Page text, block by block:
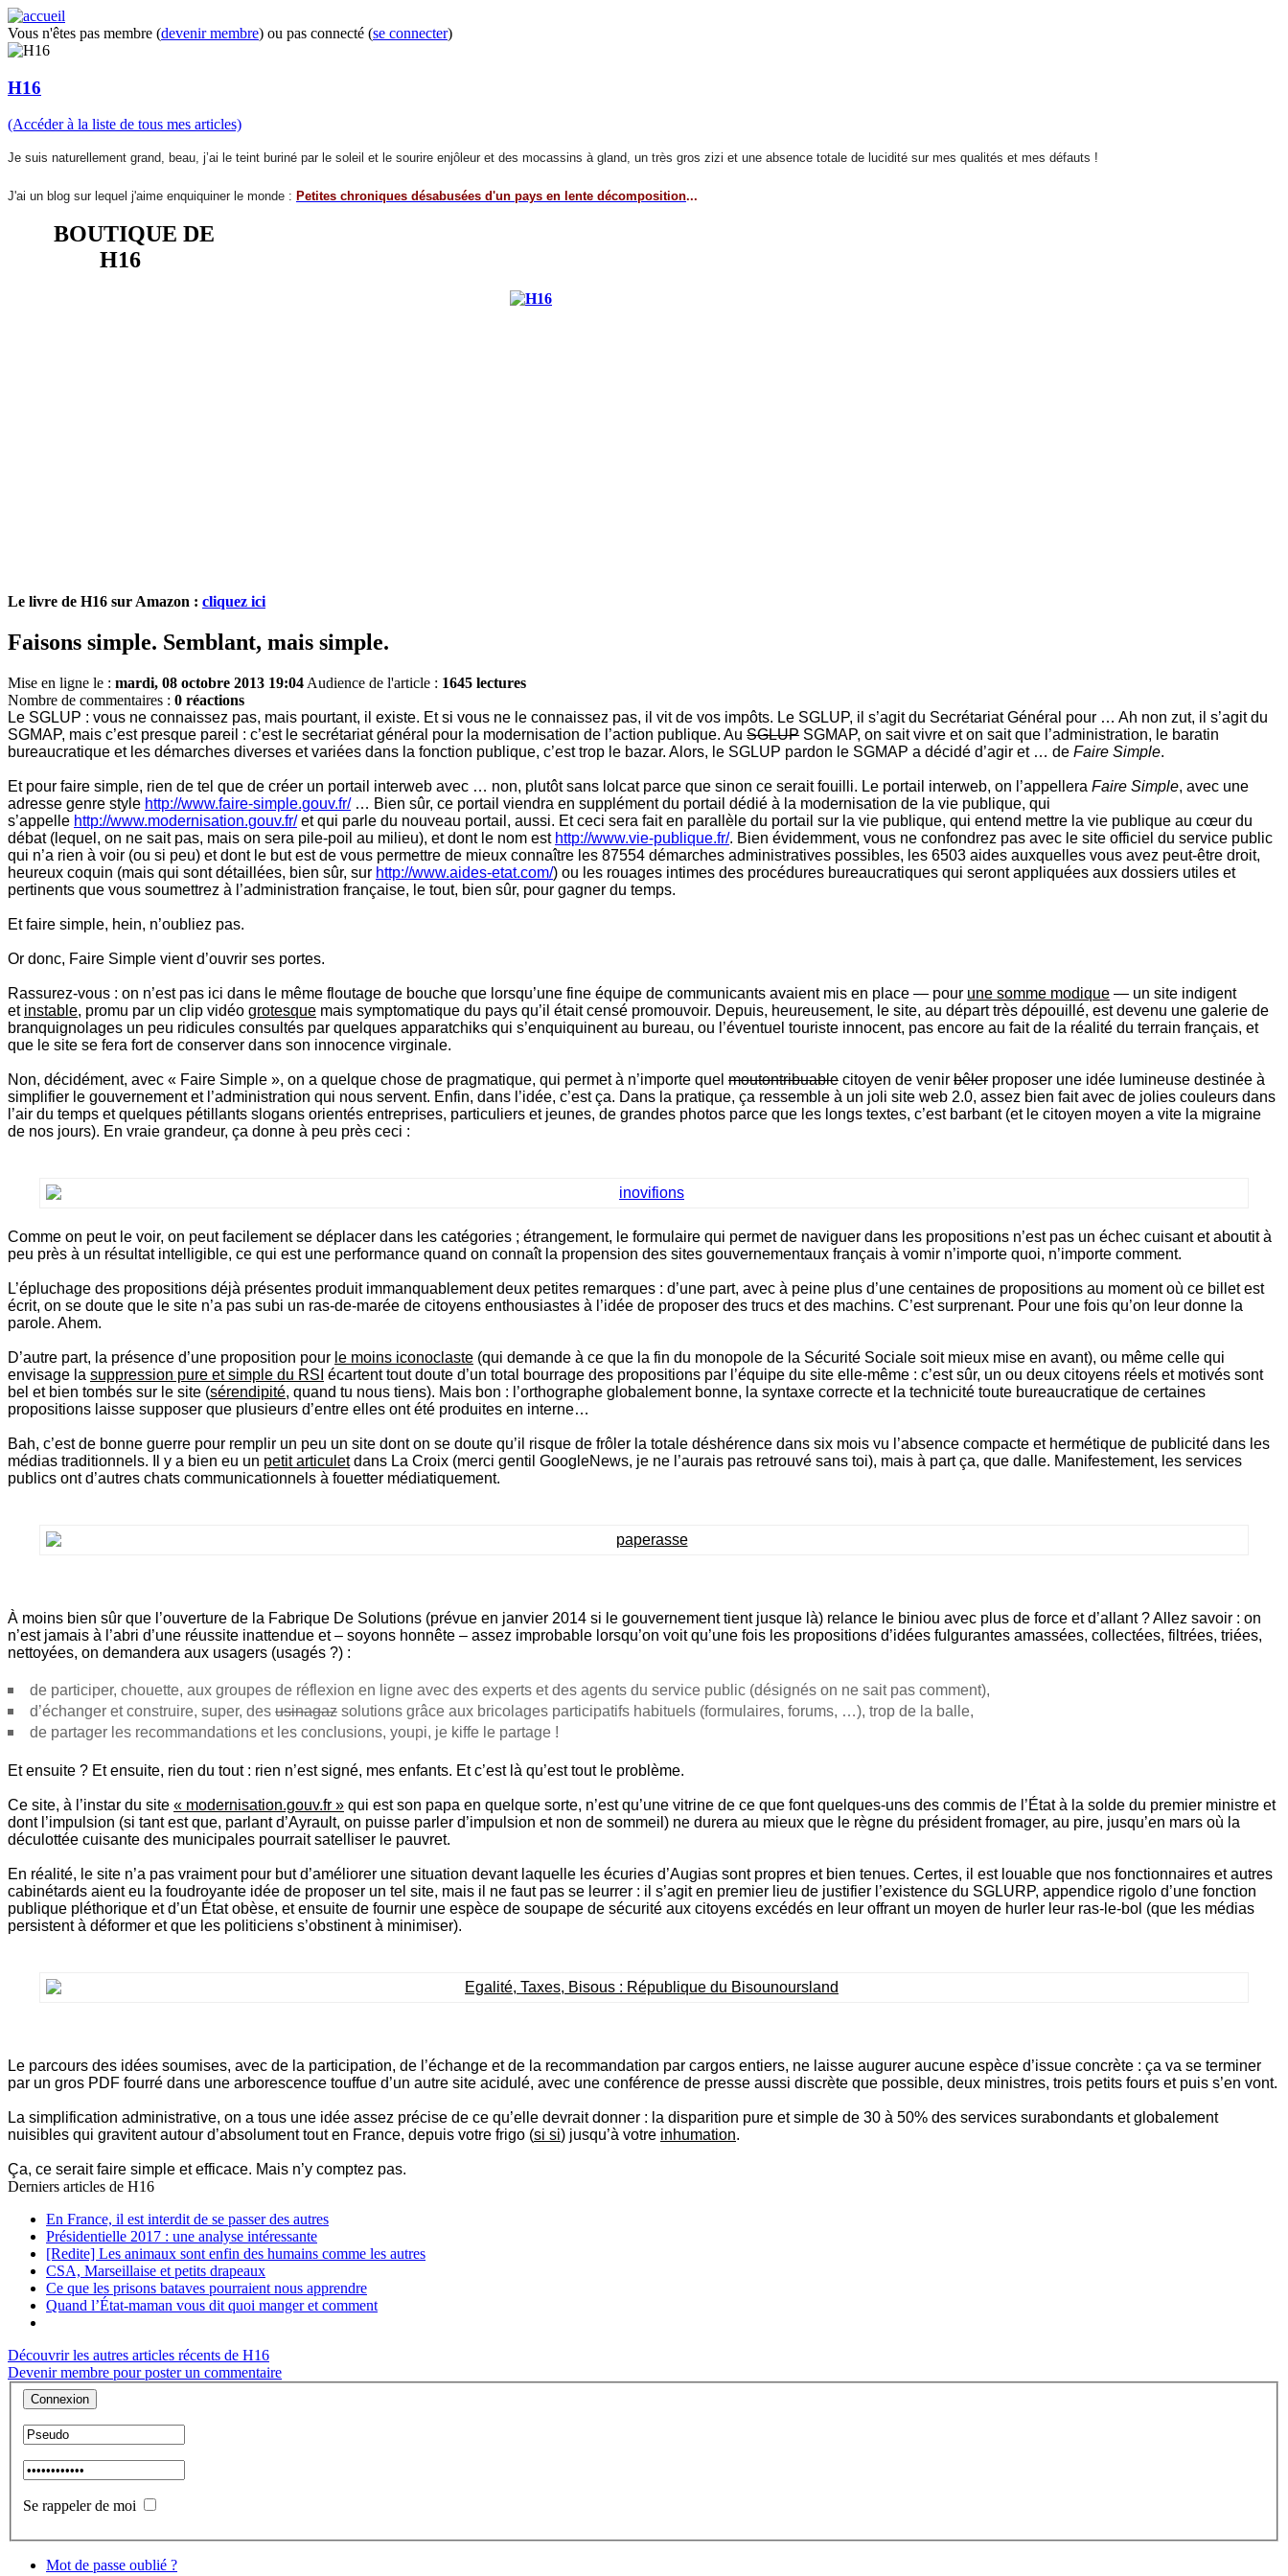
Vous n'êtes pas membre (devenir membre) ou pas connecté (se connecter)
H16
(Accéder à la liste de tous mes articles)
Je suis naturellement grand, beau, j’ai le teint buriné par le soleil et le sourire enjôleur et des mocassins à gland, un très gros zizi et une absence totale de lucidité sur mes qualités et mes défauts !
J'ai un blog sur lequel j'aime enquiquiner le monde : Petites chroniques désabusées d'un pays en lente décomposition...
BOUTIQUE DE
H16
Le livre de H16 sur Amazon : cliquez ici
Faisons simple. Semblant, mais simple.
Mise en ligne le : mardi, 08 octobre 2013 19:04 Audience de l'article : 1645 lectures
Nombre de commentaires : 0 réactions
Le SGLUP : vous ne connaissez pas, mais pourtant, il existe. Et si vous ne le connaissez pas, il vit de vos impôts. Le SGLUP, il s’agit du Secrétariat Général pour … Ah non zut, il s’agit du
SGMAP, mais c’est presque pareil : c’est le secrétariat général pour la modernisation de l’action publique. Au SGLUP SGMAP, on sait vivre et on sait que l’administration, le baratin
bureaucratique et les démarches diverses et variées dans la fonction publique, c’est trop le bazar. Alors, le SGLUP pardon le SGMAP a décidé d’agir et … de Faire Simple.
Et pour faire simple, rien de tel que de créer un portail interweb avec … non, plutôt sans lolcat parce que sinon ce serait fouilli. Le portail interweb, on l’appellera Faire Simple, avec une
adresse genre style http://www.faire-simple.gouv.fr/… Bien sûr, ce portail viendra en supplément du portail dédié à la modernisation de la vie publique, qui
s’appelle http://www.modernisation.gouv.fr/et qui parle du nouveau portail, aussi. Et ceci sera fait en parallèle du portail sur la vie publique, qui entend mettre la vie publique au cœur du
débat (lequel, on ne sait pas, mais on sera pile-poil au milieu), et dont le nom est http://www.vie-publique.fr/. Bien évidemment, vous ne confondrez pas avec le site officiel du service public
qui n’a rien à voir (ou si peu) et dont le but est de vous permettre de mieux connaître les 87554 démarches administratives possibles, les 6503 aides auxquelles vous avez peut-être droit,
heureux coquin (mais qui sont détaillées, bien sûr, sur http://www.aides-etat.com/) ou les rouages intimes des procédures bureaucratiques qui seront appliquées aux dossiers utiles et
pertinents que vous soumettrez à l’administration française, le tout, bien sûr, pour gagner du temps.
Et faire simple, hein, n’oubliez pas.
Or donc, Faire Simple vient d’ouvrir ses portes.
Rassurez-vous : on n’est pas ici dans le même floutage de bouche que lorsqu’une fine équipe de communicants avaient mis en place — pour une somme modique — un site indigent
et instable, promu par un clip vidéo grotesque mais symptomatique du pays qu’il était censé promouvoir. Depuis, heureusement, le site, au départ très dépouillé, est devenu une galerie de
branquignolages un peu ridicules consultés par quelques apparatchiks qui s’enquiquinent au bureau, ou l’éventuel touriste innocent, pas encore au fait de la réalité du terrain français, et
que le site se fera fort de conserver dans son innocence virginale.
Non, décidément, avec « Faire Simple », on a quelque chose de pragmatique, qui permet à n’importe quel moutontribuable citoyen de venir bêler proposer une idée lumineuse destinée à
simplifier le gouvernement et l’administration qui nous servent. Enfin, dans l’idée, c’est ça. Dans la pratique, ça ressemble à un joli site web 2.0, assez bien fait avec de jolies couleurs dans
l’air du temps et quelques pétillants slogans orientés entreprises, particuliers et jeunes, de grandes photos parce que les longs textes, c’est barbant (et le citoyen moyen a vite la migraine
de nos jours). En vraie grandeur, ça donne à peu près ceci :
Comme on peut le voir, on peut facilement se déplacer dans les catégories ; étrangement, le formulaire qui permet de naviguer dans les propositions n’est pas un échec cuisant et aboutit à
peu près à un résultat intelligible, ce qui est une performance quand on connaît la propension des sites gouvernementaux français à vomir n’importe quoi, n’importe comment.
L’épluchage des propositions déjà présentes produit immanquablement deux petites remarques : d’une part, avec à peine plus d’une centaines de propositions au moment où ce billet est
écrit, on se doute que le site n’a pas subi un ras-de-marée de citoyens enthousiastes à l’idée de proposer des trucs et des machins. C’est surprenant. Pour une fois qu’on leur donne la
parole. Ahem.
D’autre part, la présence d’une proposition pour le moins iconoclaste (qui demande à ce que la fin du monopole de la Sécurité Sociale soit mieux mise en avant), ou même celle qui
envisage la suppression pure et simple du RSI écartent tout doute d’un total bourrage des propositions par l’équipe du site elle-même : c’est sûr, un ou deux citoyens réels et motivés sont
bel et bien tombés sur le site (sérendipité, quand tu nous tiens). Mais bon : l’orthographe globalement bonne, la syntaxe correcte et la technicité toute bureaucratique de certaines
propositions laisse supposer que plusieurs d’entre elles ont été produites en interne…
Bah, c’est de bonne guerre pour remplir un peu un site dont on se doute qu’il risque de frôler la totale déshérence dans six mois vu l’absence compacte et hermétique de publicité dans les
médias traditionnels. Il y a bien eu un petit articuletdans La Croix (merci gentil GoogleNews, je ne l’aurais pas retrouvé sans toi), mais à part ça, que dalle. Manifestement, les services
publics ont d’autres chats communicationnels à fouetter médiatiquement.
À moins bien sûr que l’ouverture de la Fabrique De Solutions (prévue en janvier 2014 si le gouvernement tient jusque là) relance le biniou avec plus de force et d’allant ? Allez savoir : on
n’est jamais à l’abri d’une réussite inattendue et – soyons honnête – assez improbable lorsqu’on voit qu’une fois les propositions d’idées fulgurantes amassées, collectées, filtrées, triées,
nettoyées, on demandera aux usagers (usagés ?) :
de participer, chouette, aux groupes de réflexion en ligne avec des experts et des agents du service public (désignés on ne sait pas comment),
d’échanger et construire, super, des usinagaz solutions grâce aux bricolages participatifs habituels (formulaires, forums, …), trop de la balle,
de partager les recommandations et les conclusions, youpi, je kiffe le partage !
Et ensuite ? Et ensuite, rien du tout : rien n’est signé, mes enfants. Et c’est là qu’est tout le problème.
Ce site, à l’instar du site « modernisation.gouv.fr » qui est son papa en quelque sorte, n’est qu’une vitrine de ce que font quelques-uns des commis de l’État à la solde du premier ministre et
dont l’impulsion (si tant est que, parlant d’Ayrault, on puisse parler d’impulsion et non de sommeil) ne durera au mieux que le règne du président fromager, au pire, jusqu’en mars où la
déculottée cuisante des municipales pourrait satelliser le pauvret.
En réalité, le site n’a pas vraiment pour but d’améliorer une situation devant laquelle les écuries d’Augias sont propres et bien tenues. Certes, il est louable que nos fonctionnaires et autres
cabinétards aient eu la foudroyante idée de proposer un tel site, mais il ne faut pas se leurrer : il s’agit en premier lieu de justifier l’existence du SGLURP, appendice rigolo d’une fonction
publique pléthorique et d’un État obèse, et ensuite de fournir une espèce de soupape de sécurité aux citoyens excédés en leur offrant un moyen de hurler leur ras-le-bol (que les médias
persistent à déformer et que les politiciens s’obstinent à minimiser).
Le parcours des idées soumises, avec de la participation, de l’échange et de la recommandation par cargos entiers, ne laisse augurer aucune espèce d’issue concrète : ça va se terminer
par un gros PDF fourré dans une arborescence touffue d’un autre site acidulé, avec une conférence de presse aussi discrète que possible, deux ministres, trois petits fours et puis s’en vont.
La simplification administrative, on a tous une idée assez précise de ce qu’elle devrait donner : la disparition pure et simple de 30 à 50% des services surabondants et globalement
nuisibles qui gravitent autour d’absolument tout en France, depuis votre frigo (si si) jusqu’à votre inhumation.
Ça, ce serait faire simple et efficace. Mais n’y comptez pas.
Derniers articles de H16
En France, il est interdit de se passer des autres
Présidentielle 2017 : une analyse intéressante
[Redite] Les animaux sont enfin des humains comme les autres
CSA, Marseillaise et petits drapeaux
Ce que les prisons bataves pourraient nous apprendre
Quand l’État-maman vous dit quoi manger et comment
Découvrir les autres articles récents de H16
Devenir membre pour poster un commentaire
Se rappeler de moi
Mot de passe oublié ?